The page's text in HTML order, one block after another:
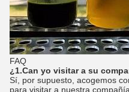
FAQ
¿1.Can yo visitar a su
Sí, por supuesto, acogemos
para visitar a nuestra